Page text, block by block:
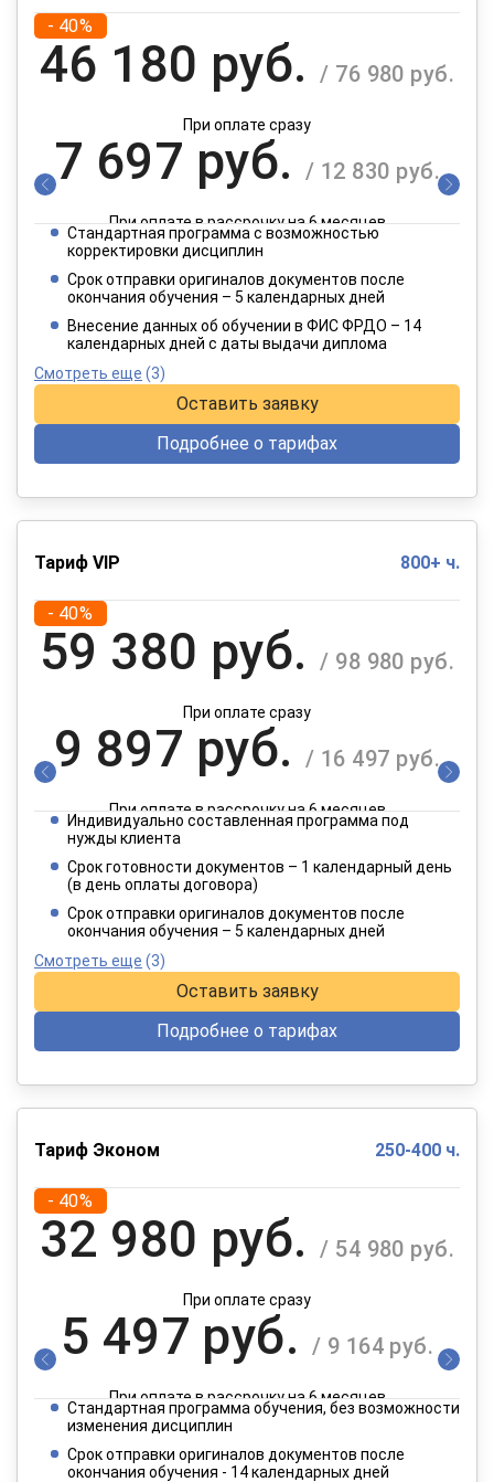
- 40%
46 180 руб. / 76 980 руб.
При оплате сразу
7 697 руб. / 12 830 руб.
При оплате в рассрочку на 6 месяцев
3 849 руб.
При оплате в рассрочку на 12 месяцев
Стандартная программа с возможностью
корректировки дисциплин
Срок отправки оригиналов документов после
окончания обучения – 5 календарных дней
Внесение данных об обучении в ФИС ФРДО – 14
календарных дней с даты выдачи диплома
Смотреть еще (3)
Оставить заявку
Подробнее о тарифах
Тариф VIP 800+ ч.
- 40%
59 380 руб. / 98 980 руб.
При оплате сразу
9 897 руб. / 16 497 руб.
При оплате в рассрочку на 6 месяцев
4 949 руб. / 8 249 руб.
При оплате в рассрочку на 12 месяцев
Индивидуально составленная программа под
нужды клиента
Срок готовности документов – 1 календарный день
(в день оплаты договора)
Срок отправки оригиналов документов после
окончания обучения – 5 календарных дней
Смотреть еще (3)
Оставить заявку
Подробнее о тарифах
Тариф Эконом 250-400 ч.
- 40%
32 980 руб. / 54 980 руб.
При оплате сразу
5 497 руб. / 9 164 руб.
При оплате в рассрочку на 6 месяцев
2 749 руб.
Стандартная программа обучения, без возможности
изменения дисциплин
Срок отправки оригиналов документов после
окончания обучения - 14 календарных дней